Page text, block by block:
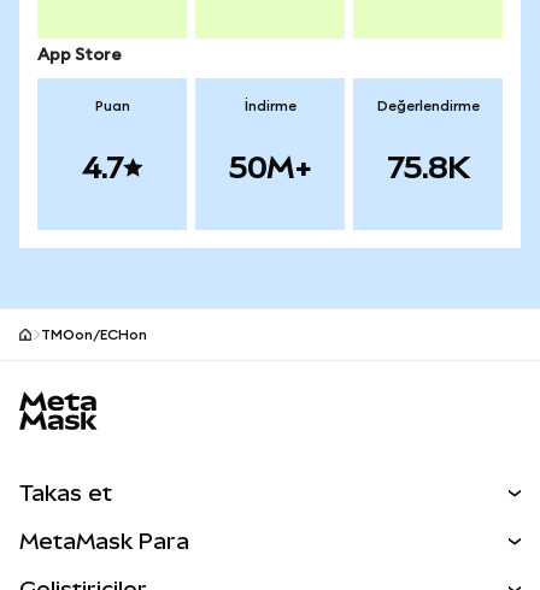
App Store
Puan
4.7
İndirme
50M+
Değerlendirme
75.8K
TMOon/ECHon
Takas et
MetaMask Para